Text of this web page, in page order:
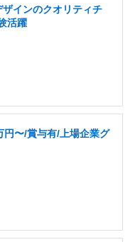
インのクオリティチ
活躍
円〜/賞与有/上場企業グ